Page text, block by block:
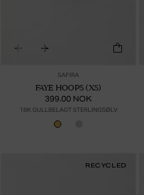
SAFIRA
FAYE HOOPS (XS)
399.00 NOK
18K GULLBELAGT STERLINGSØLV
RECYCLED